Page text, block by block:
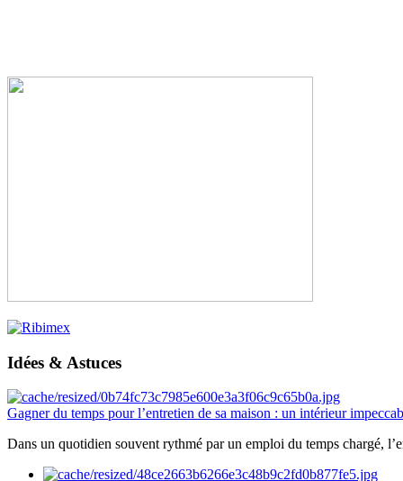
Idées & Astuces
Gagner du temps pour l’entretien de sa maison : un intérieur
Dans un quotidien souvent rythmé par un emploi du temps chargé,